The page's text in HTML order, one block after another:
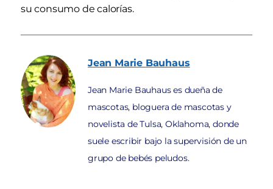
su consumo de calorías.
Jean Marie Bauhaus
Jean Marie Bauhaus es dueña de
mascotas, bloguera de mascotas y
novelista de Tulsa, Oklahoma, donde
suele escribir bajo la supervisión de un
grupo de bebés peludos.